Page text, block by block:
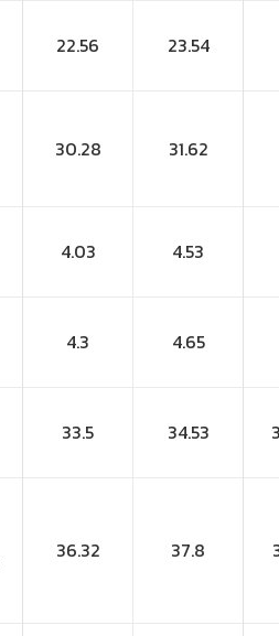
22.56 23.54
30.28 31.62
4.03 4.53
4.3 4.65
33.5 34.53
36.32 37.8